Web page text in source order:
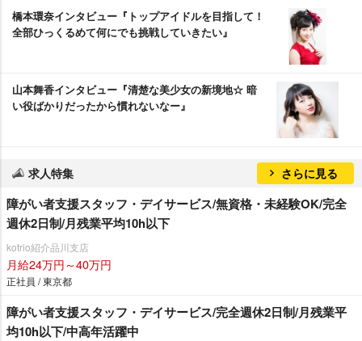
橋本環奈インタビュー『トップアイドルを目指して！
全部ひっくるめて何にでも挑戦していきたい』
山本舞香インタビュー『清楚な美少女の新境地☆ 暗
い役ばかりだったから慣れないなー』
求人特集 さらに見る
障がい者支援スタッフ・デイサービス/無資格・未経験OK/完全
週休2日制/月残業平均10h以下
kotrio紹介品川支店
月給24万円～40万円
正社員 / 東京都
障がい者支援スタッフ・デイサービス/完全週休2日制/月残業平
均10h以下/中高年活躍中